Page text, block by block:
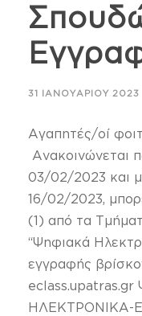
31 ΙΑΝΟΥΑΡΊΟΥ 2023
Αγαπητές/οί
Ανακοινώνεται
03/02/2023 και
16/02/2023,
(1) από τα
“Ψηφιακά
εγγραφής
ΗΛΕΚΤΡΟΝΙΚΑ-